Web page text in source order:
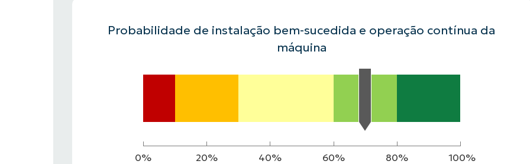
FALE COM NOSSO TIME DE VENDAS VER DEMONSTRAÇÃO
ROADMAP DO
Probabilidade de instalação bem-sucedida e operação contínua da
máquina
0% 20% 40% 60% 80% 100%